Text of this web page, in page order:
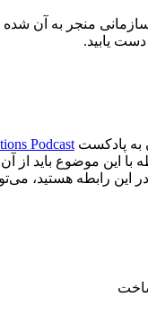
منجر به آن
یابید.
به پادکست Podcast
این موضوع باید از آن
رابطه هستید،